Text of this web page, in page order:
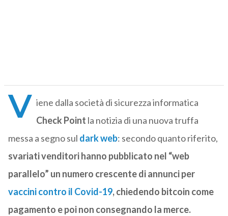
V iene dalla società di sicurezza informatica
Check Point la notizia di una nuova truffa
messa a segno sul dark web: secondo quanto riferito,
svariati venditori hanno pubblicato nel “web
parallelo” un numero crescente di annunci per
vaccini contro il Covid-19, chiedendo bitcoin come
pagamento e poi non consegnando la merce.